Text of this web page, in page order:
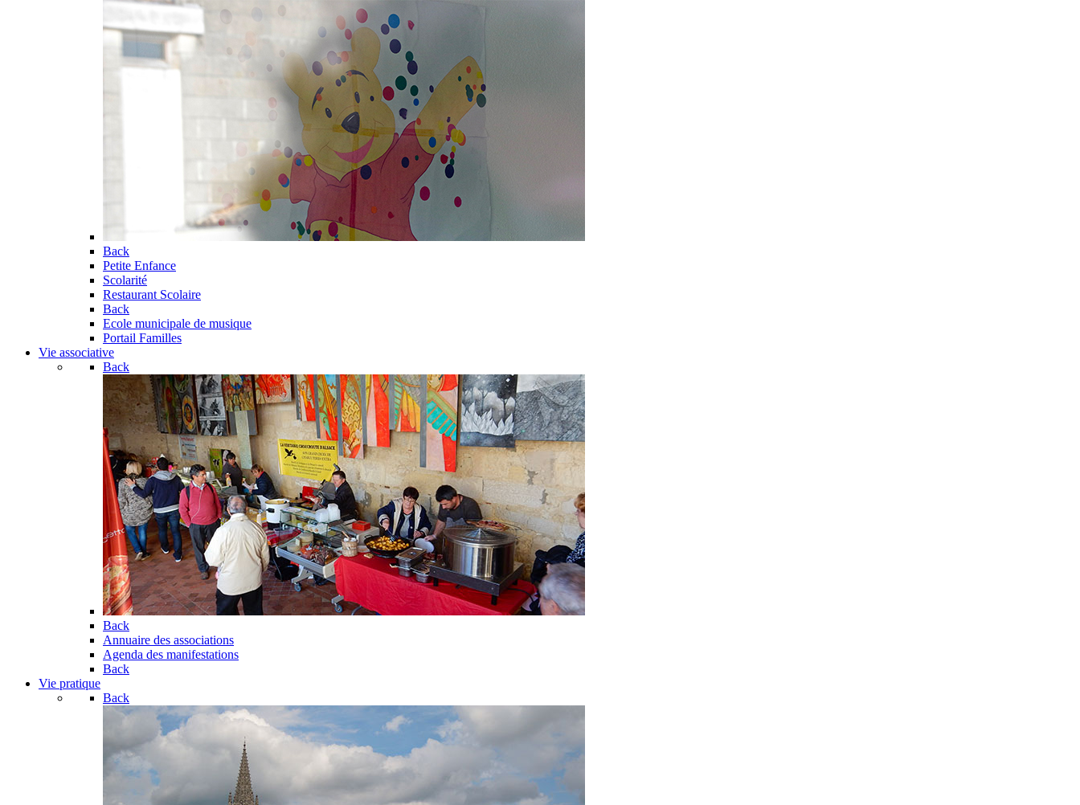
Back
Petite Enfance
Scolarité
Restaurant Scolaire
Back
Ecole municipale de musique
Portail Familles
Vie associative
Back
Back
Annuaire des associations
Agenda des manifestations
Back
Vie pratique
Back